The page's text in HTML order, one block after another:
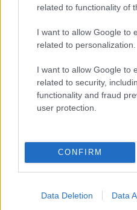
related to functionality of
I want to allow Google to
related to personalization.
I want to allow Google to
related to security,
functionality and fraud
user protection.
CONFIRM
Data Deletion Data
Nem ecettel és nem